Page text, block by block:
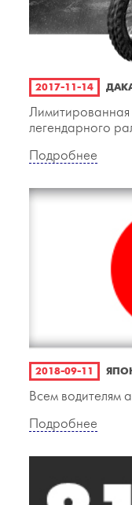
2017-11-14
Лимитированная
легендарного
Подробнее
2018-09-11
Всем водителям
Подробнее